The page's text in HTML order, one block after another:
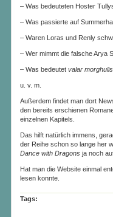
– Was bedeuteten Hoster
– Was passierte auf
– Waren Loras und Renly
– Wer mimmt die falsche Arya
– Was bedeutet valar morghulis
u. v. m.
Außerdem findet man dort
den bereits erschienen
einzelnen Kapitels.
Das hilft natürlich immens,
der Reihe schon so lange her
Dance with Dragons ja noch
Hat man die Website einmal
lesen konnte.
Tags: